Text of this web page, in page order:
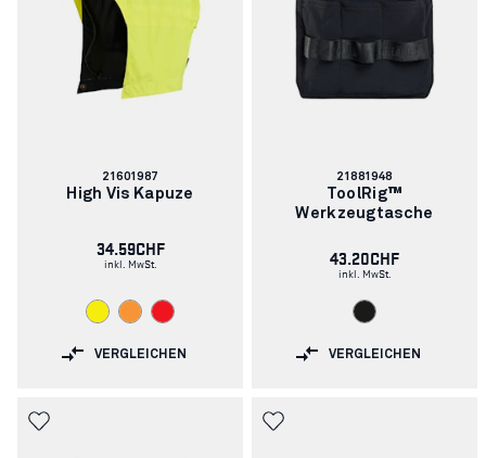
Artikelnummer:
21601987
High Vis Kapuze
34.59CHF
inkl. MwSt.
VERGLEICHEN
Artikelnummer:
21881948
ToolRig™
Werkzeugtasche
43.20CHF
inkl. MwSt.
VERGLEICHEN